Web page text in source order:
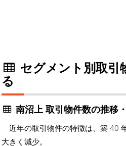
セグメント別取引
る
南沼上 取引物件数の推移
近年の取引物件の特徴は、築 40
大きく減少。